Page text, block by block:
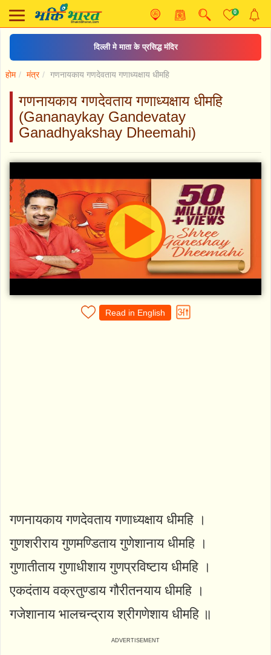
0
दिल्ली मे माता के प्रसिद्ध मंदिर
होम मंत्र गणनायकाय गणदेवताय गणाध्यक्षाय धीमहि
गणनायकाय गणदेवताय गणाध्यक्षाय धीमहि
(Gananaykay Gandevatay
Ganadhyakshay Dheemahi)
Read in English
गणनायकाय गणदेवताय गणाध्यक्षाय धीमहि ।
गुणशरीराय गुणमण्डिताय गुणेशानाय धीमहि ।
गुणातीताय गुणाधीशाय गुणप्रविष्टाय धीमहि ।
एकदंताय वक्रतुण्डाय गौरीतनयाय धीमहि ।
गजेशानाय भालचन्द्राय श्रीगणेशाय धीमहि ॥